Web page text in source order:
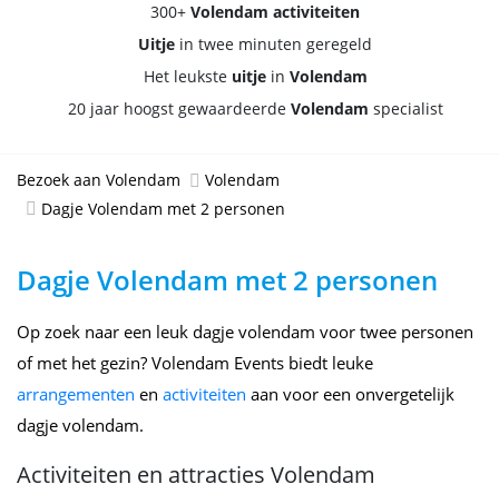
300+ Volendam activiteiten
Uitje in twee minuten geregeld
Het leukste uitjein Volendam
20 jaar hoogst gewaardeerde Volendam specialist
Bezoek aan Volendam
Volendam
Dagje Volendam met 2 personen
Dagje Volendam met 2 personen
Op zoek naar een leuk dagje volendam voor twee personen
of met het gezin? Volendam Events biedt leuke
arrangementen en activiteiten aan voor een onvergetelijk
dagje volendam.
Activiteiten en attracties Volendam